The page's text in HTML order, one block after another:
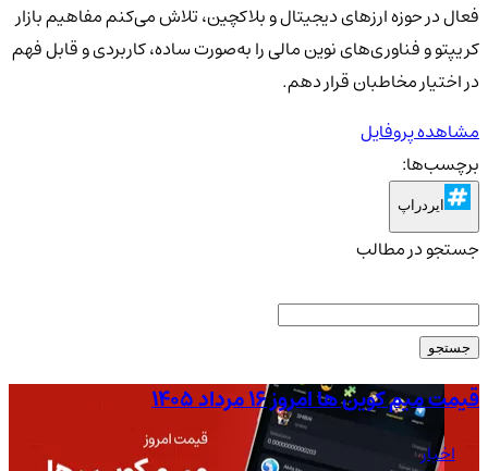
فعال در حوزه ارزهای دیجیتال و بلاکچین، تلاش می‌کنم مفاهیم بازار
کریپتو و فناوری‌های نوین مالی را به‌صورت ساده، کاربردی و قابل فهم
در اختیار مخاطبان قرار دهم.
مشاهده پروفایل
برچسب‌ها:
ایردراپ
جستجو در مطالب
جستجو
قیمت میم کوین ها امروز ۱۶ مرداد ۱۴۰۵
اخبار